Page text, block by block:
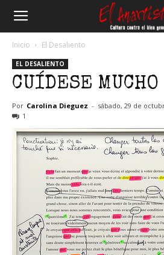
Anartista
Inicio El Desaliento
EL DESALIENTO
CUÍDESE MUCHO
Por Carolina Dieguez - sábado, 29 de
1